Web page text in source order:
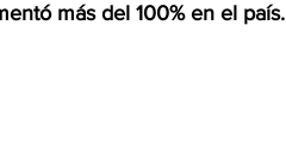
más del 100% en el país.